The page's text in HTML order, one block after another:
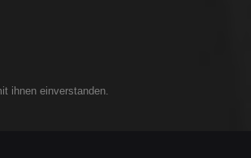
ihnen einverstanden.